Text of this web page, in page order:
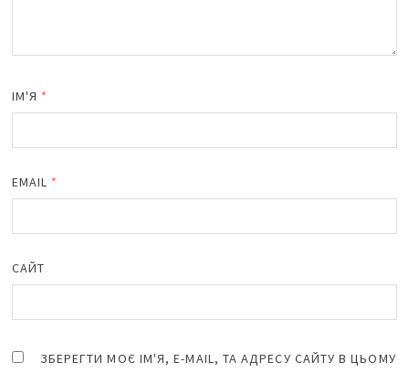
ІМ'Я *
EMAIL *
САЙТ
ЗБЕРЕГТИ МОЄ ІМ'Я, E-MAIL, ТА АДРЕСУ САЙТУ В ЦЬОМУ